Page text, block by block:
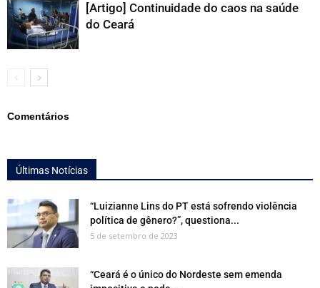
[Artigo] Continuidade do caos na saúde
do Ceará
Comentários
Últimas Notícias
“Luizianne Lins do PT está sofrendo violência
política de gênero?”, questiona...
5 de setembro de 2023
“Ceará é o único do Nordeste sem emenda